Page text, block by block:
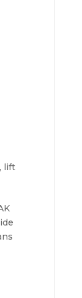
, lift